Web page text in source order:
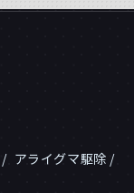
アライグマ駆除